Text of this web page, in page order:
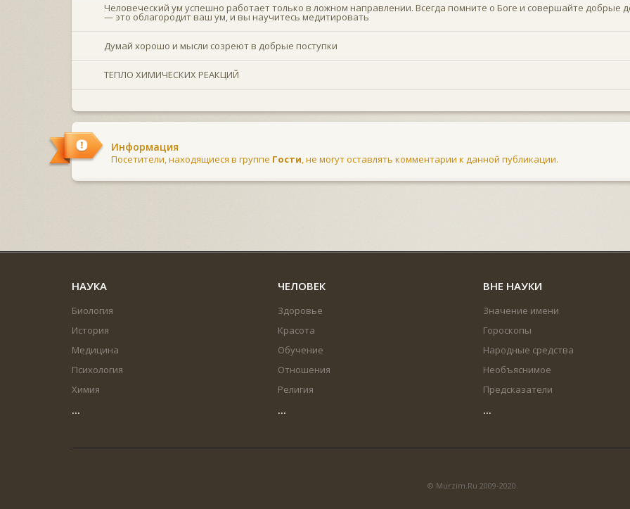
Человеческий ум успешно работает только в ложном направлении. Всегда помните о Боге и совершайте добрые
— это облагородит ваш ум, и вы научитесь медитировать
Думай хорошо и мысли созреют в добрые поступки
ТЕПЛО ХИМИЧЕСКИХ РЕАКЦИЙ
Информация
Посетители, находящиеся в группе Гости, не могут оставлять комментарии к данной публикации.
НАУКА
Биология
История
Медицина
Психология
Химия
...
ЧЕЛОВЕК
Здоровье
Красота
Обучение
Отношения
Религия
...
ВНЕ НАУКИ
Значение имени
Гороскопы
Народные средства
Необъяснимое
Предсказатели
...
© Murzim.Ru 2009-2020.